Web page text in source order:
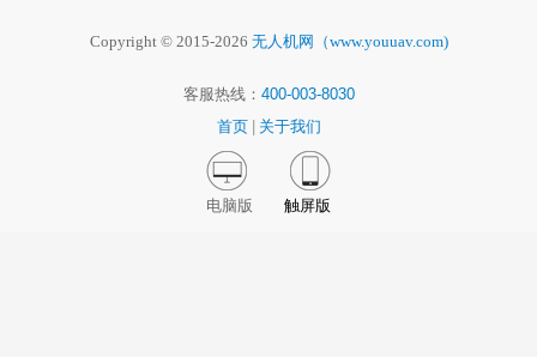
Copyright © 2015-2026 无人机网（www.youuav.com)
客服热线： 400-003-8030
首页
关于我们
电脑版 触屏版